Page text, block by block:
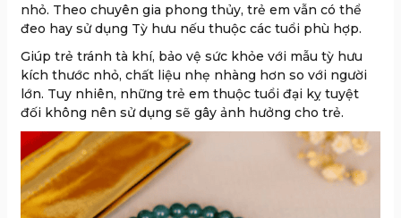
nhỏ. Theo chuyên gia phong thủy, trẻ em vẫn có thể
đeo hay sử dụng Tỳ hưu nếu thuộc các tuổi phù hợp.
Giúp trẻ tránh tà khí, bảo vệ sức khỏe với mẫu tỳ hưu
kích thước nhỏ, chất liệu nhẹ nhàng hơn so với người
lớn. Tuy nhiên, những trẻ em thuộc tuổi đại kỵ tuyệt
đối không nên sử dụng sẽ gây ảnh hưởng cho trẻ.